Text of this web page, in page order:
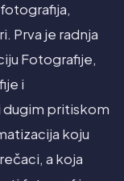
Prva je radnja
Fotografije,
i
dugim pritiskom
koju
a koja